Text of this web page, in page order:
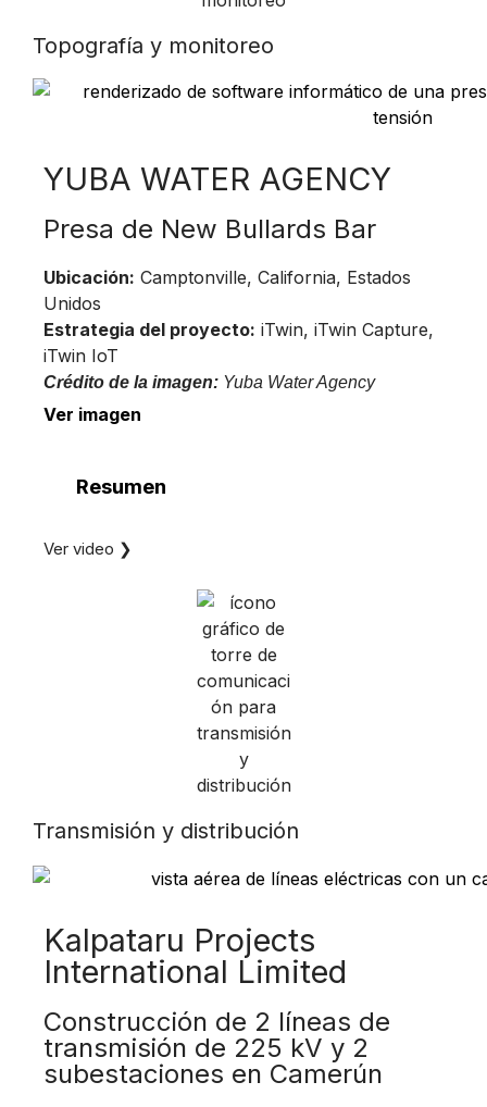
Topografía y monitoreo
YUBA WATER AGENCY
Presa de New Bullards Bar
Ubicación: Camptonville, California, Estados
Unidos
Estrategia del proyecto: iTwin, iTwin Capture,
iTwin IoT
Crédito de la imagen: Yuba Water Agency
Ver imagen
Resumen
Ver video ❯
Transmisión y distribución
Kalpataru Projects
International Limited
Construcción de 2 líneas de
transmisión de 225 kV y 2
subestaciones en Camerún